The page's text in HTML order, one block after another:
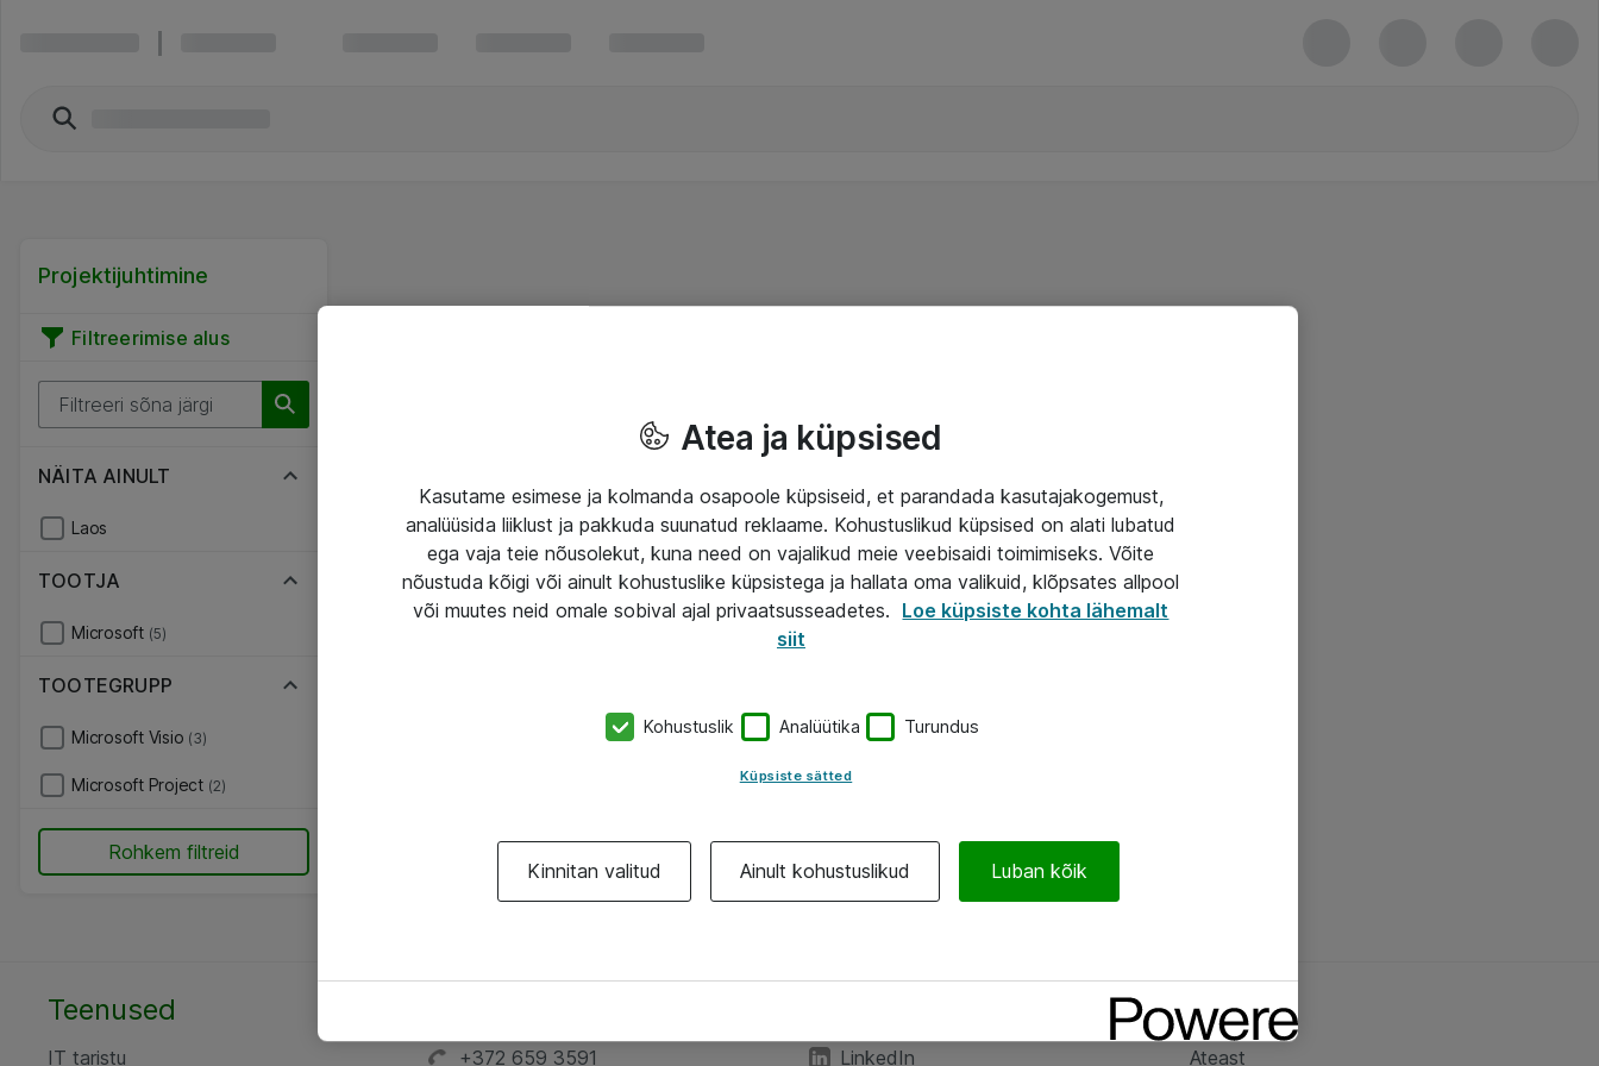
Projektijuhtimine
Filtreerimise alus
NÄITA AINULT
Laos
TOOTJA
Microsoft (5)
TOOTEGRUPP
Microsoft Visio (3)
Microsoft Project (2)
Rohkem filtreid
Teenused
IT taristu +372 659 3591 LinkedIn
Ateast
Ateast
Atea ja küpsised
Kasutame esimese ja kolmanda osapoole küpsiseid, et parandada kasutajakogemust,
analüüsida liiklust ja pakkuda suunatud reklaame. Kohustuslikud küpsised on alati lubatud
ega vaja teie nõusolekut, kuna need on vajalikud meie veebisaidi toimimiseks. Võite
nõustuda kõigi või ainult kohustuslike küpsistega ja hallata oma valikuid, klõpsates allpool
või muutes neid omale sobival ajal privaatsusseadetes. Loe küpsiste kohta lähemalt
siit
Kohustuslik Analüütika Turundus
Küpsiste sätted
Kinnitan valitud Ainult kohustuslikud Luban kõik